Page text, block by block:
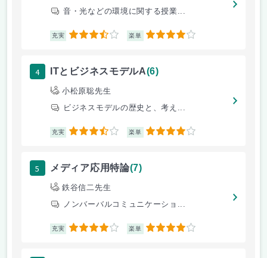
音・光などの環境に関する授業...
充実 3.5 楽単 4
4 ITとビジネスモデルA(6)
小松原聡先生
ビジネスモデルの歴史と、考え...
充実 3.5 楽単 4
5 メディア応用特論(7)
鉄谷信二先生
ノンバーバルコミュニケーショ...
充実 4 楽単 4